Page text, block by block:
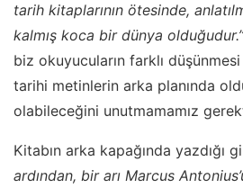
tarih kitaplarının ötesinde,
kalmış koca bir dünya olduğudur.”
biz okuyucuların farklı
tarihi metinlerin arka planında
olabileceğini unutmamamız
Kitabın arka kapağında yazdığı
ardından, bir arı Marcus